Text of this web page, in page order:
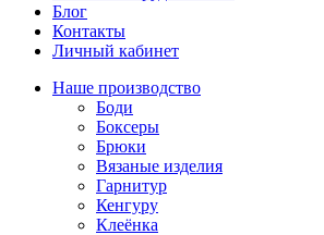
Блог
Контакты
Личный кабинет
Наше производство
Боди
Боксеры
Брюки
Вязаные изделия
Гарнитур
Кенгуру
Клеёнка